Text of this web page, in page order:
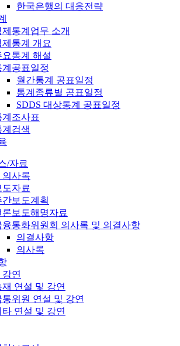
한국은행의 대응전략
제통계업무 소개
제통계 개요
요통계 해설
계공표일정
월간통계 공표일정
통계종류별 공표일정
SDDS 대상통계 공표일정
계조사표
계검색
/자료
의사록
도자료
간보도계획
론보도해명자료
융통화위원회 의사록 및 의결사항
의결사항
의사록
연
재 연설 및 강연
통위원 연설 및 강연
타 연설 및 강연